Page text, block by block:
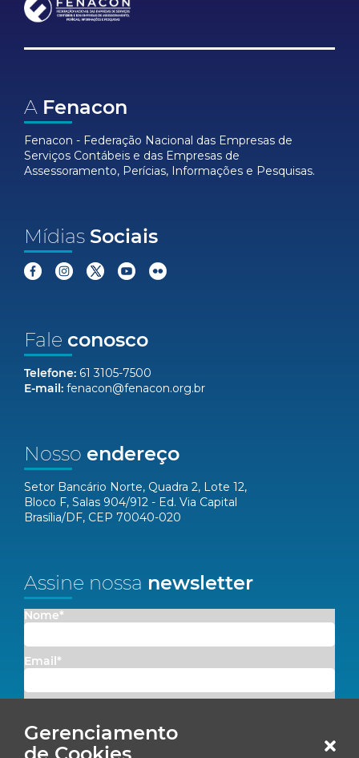
Gerenciamento
A Fenacon
Fenacon - Federação Nacional das Empresas de
Serviços Contábeis e das Empresas de
Assessoramento, Perícias, Informações e Pesquisas.
Mídias Sociais
Fale conosco
Telefone: 61 3105-7500
E-mail: fenacon@fenacon.org.br
Nosso endereço
Setor Bancário Norte, Quadra 2, Lote 12,
Bloco F, Salas 904/912 - Ed. Via Capital
Brasília/DF, CEP 70040-020
Assine nossa newsletter
Nome*
Email*
Cadastrar